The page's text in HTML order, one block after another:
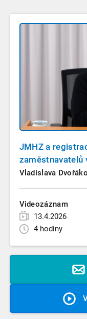
JMHZ a
zaměstnavatelů
Vladislava
Videozáznam
13.4.2026
4 hodiny